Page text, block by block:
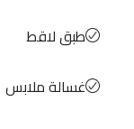
طبق لاقط
غسالة ملابس